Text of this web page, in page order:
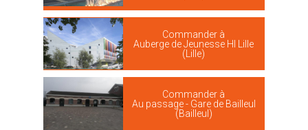
Commander à
Auberge de Jeunesse HI Lille
(Lille)
Commander à
Au passage - Gare de Bailleul
(Bailleul)